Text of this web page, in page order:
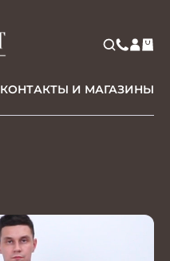
КОНТАКТЫ И МАГАЗИНЫ